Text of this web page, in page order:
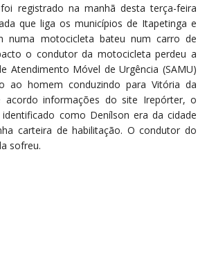
registrado na manhã desta terça-feira
que liga os municípios de Itapetinga e
numa motocicleta bateu num carro de
o condutor da motocicleta perdeu a
Atendimento Móvel de Urgência (SAMU)
ao homem conduzindo para Vitória da
acordo informações do site Irepórter, o
como Denílson era da cidade
carteira de habilitação. O condutor do
sofreu.